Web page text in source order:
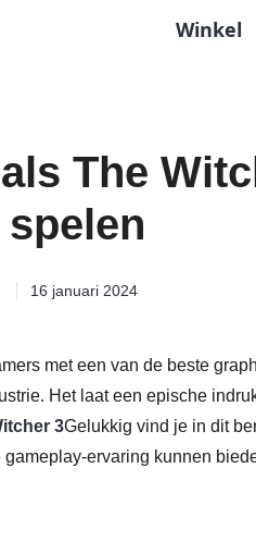
Winkel
The
16 januari 2024
met een van de beste
Het laat een epische
3Gelukkig vind je in dit
ervaring kunnen